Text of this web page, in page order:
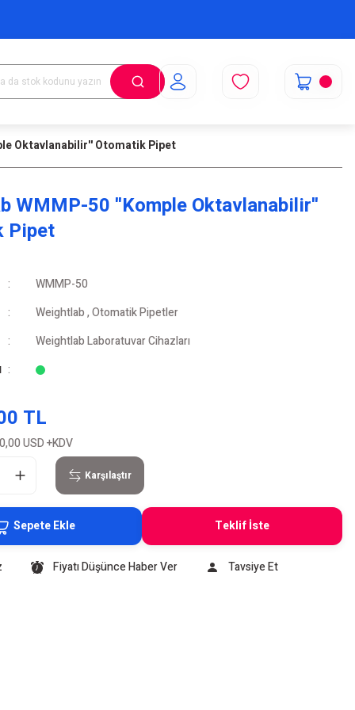
Oktavlanabilir'' Otomatik Pipet
WMMP-50 ''Komple Oktavlanabilir''
Pipet
WMMP-50
Weightlab,Otomatik Pipetler
Weightlab Laboratuvar Cihazları
TL
0,00 USD+KDV
Karşılaştır
Sepete Ekle Teklif İste
Fiyatı Düşünce Haber Ver Tavsiye Et